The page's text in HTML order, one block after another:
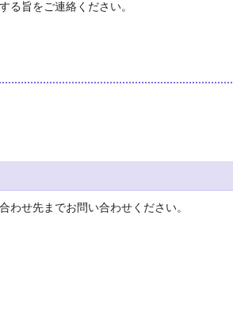
る旨をご連絡ください。
わせ先までお問い合わせください。